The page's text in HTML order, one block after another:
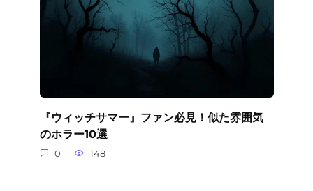
『ウィッチサマー』ファン必見！似た雰囲気
のホラー10選
0 148